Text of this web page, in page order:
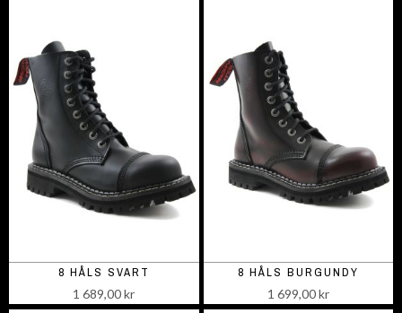
8 HÅLS SVART
1 689,00 kr
8 HÅLS BURGUNDY
1 699,00 kr